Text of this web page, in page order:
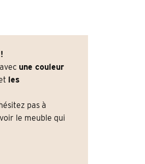
une couleur
les
pas à
le meuble qui